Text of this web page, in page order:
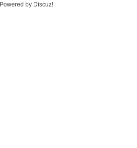
Powered by Discuz!